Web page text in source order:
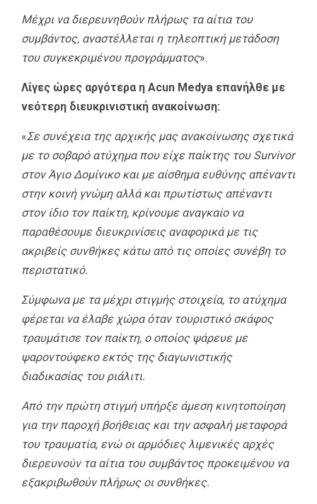
Μέχρι να διερευνηθούν πλήρως τα αίτια του
συμβάντος, αναστέλλεται η τηλεοπτική μετάδοση
του συγκεκριμένου προγράμματος».
Λίγες ώρες αργότερα η Acun Medya επανήλθε με
νεότερη διευκρινιστική ανακοίνωση:
«Σε συνέχεια της αρχικής μας ανακοίνωσης σχετικά
με το σοβαρό ατύχημα που είχε παίκτης του Survivor
στον Άγιο Δομίνικο και με αίσθημα ευθύνης απέναντι
στην κοινή γνώμη αλλά και πρωτίστως απέναντι
στον ίδιο τον παίκτη, κρίνουμε αναγκαίο να
παραθέσουμε διευκρινίσεις αναφορικά με τις
ακριβείς συνθήκες κάτω από τις οποίες συνέβη το
περιστατικό.
Σύμφωνα με τα μέχρι στιγμής στοιχεία, το ατύχημα
φέρεται να έλαβε χώρα όταν τουριστικό σκάφος
τραυμάτισε τον παίκτη, ο οποίος ψάρευε με
ψαροντούφεκο εκτός της διαγωνιστικής
διαδικασίας του ριάλιτι.
Από την πρώτη στιγμή υπήρξε άμεση κινητοποίηση
για την παροχή βοήθειας και την ασφαλή μεταφορά
του τραυματία, ενώ οι αρμόδιες λιμενικές αρχές
διερευνούν τα αίτια του συμβάντος προκειμένου να
εξακριβωθούν πλήρως οι συνθήκες.